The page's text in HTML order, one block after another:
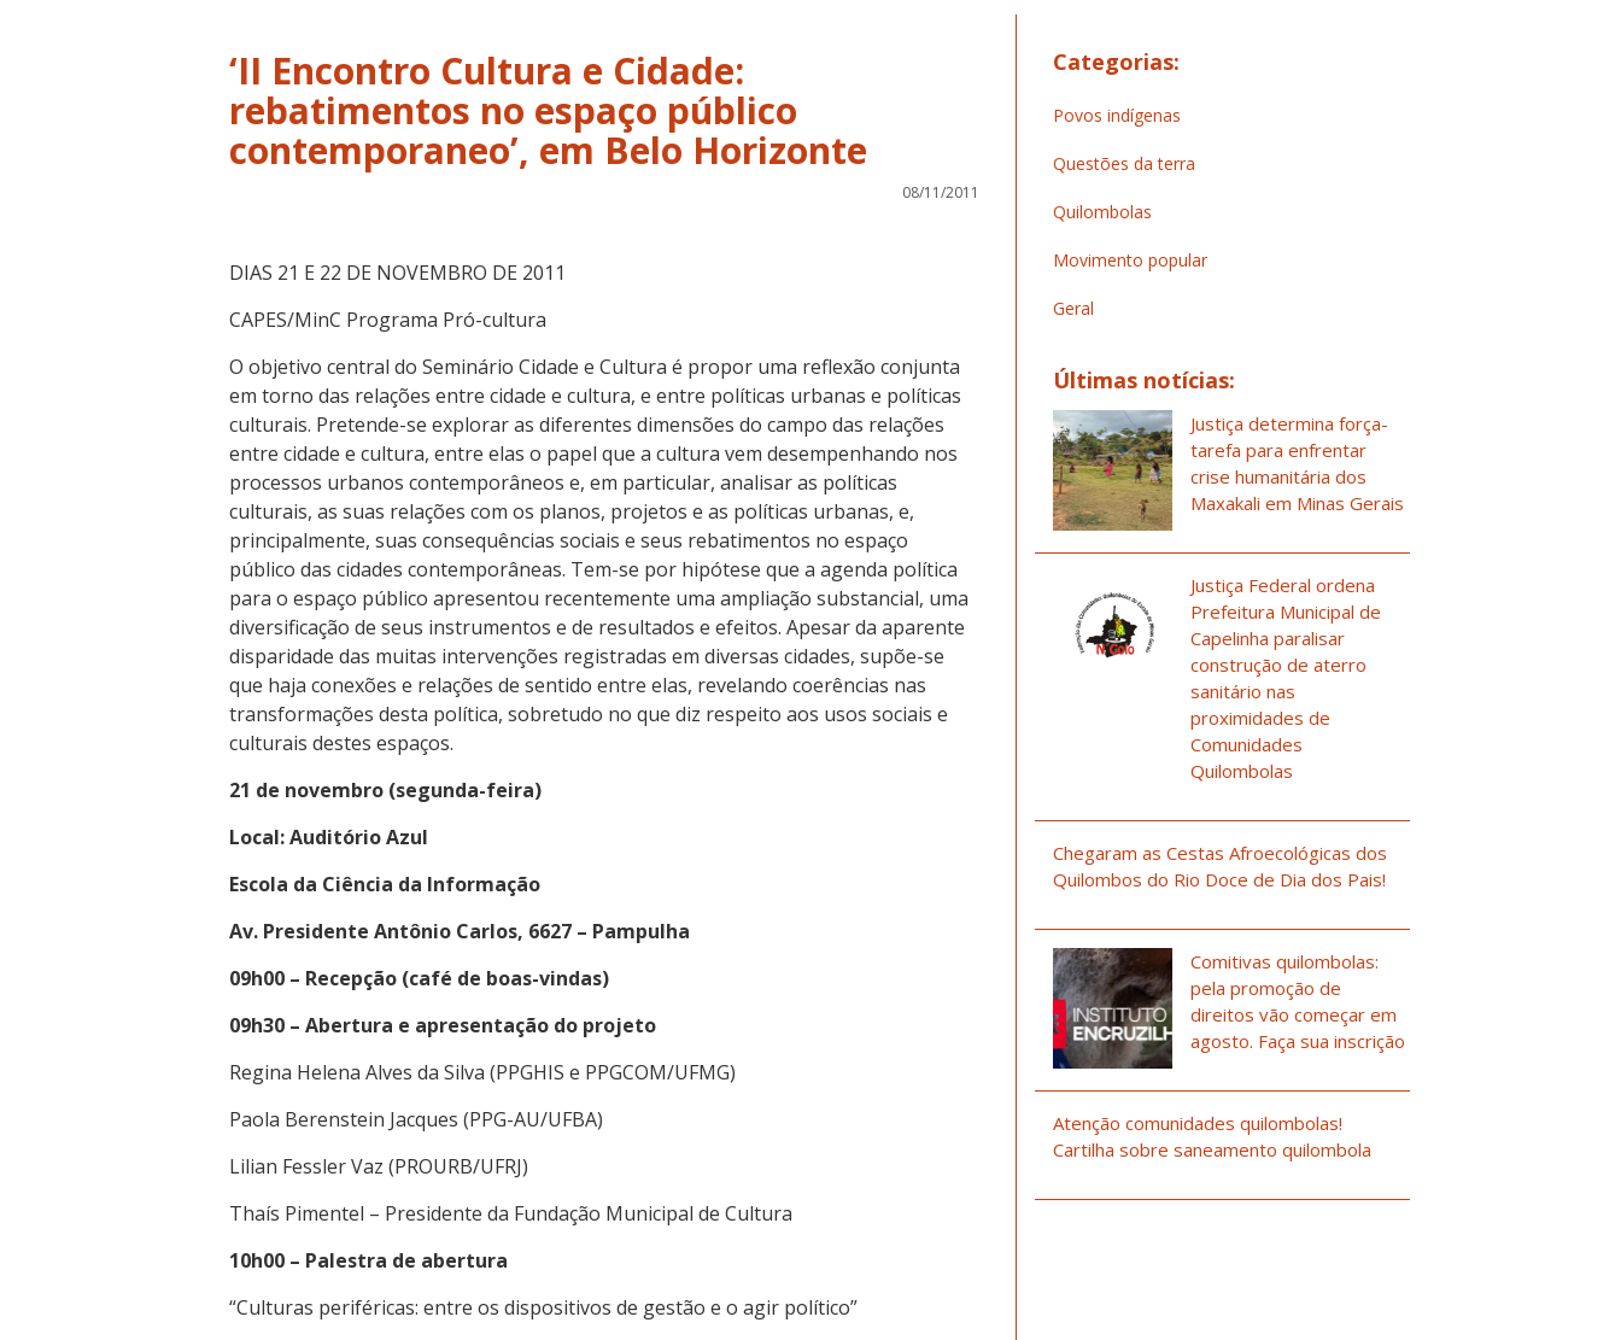
‘II Encontro Cultura e Cidade:
rebatimentos no espaço público
contemporaneo’, em Belo Horizonte
08/11/2011
DIAS 21 E 22 DE NOVEMBRO DE 2011
CAPES/MinC Programa Pró-cultura
O objetivo central do Seminário Cidade e Cultura é propor uma reflexão conjunta
em torno das relações entre cidade e cultura, e entre políticas urbanas e políticas
culturais. Pretende-se explorar as diferentes dimensões do campo das relações
entre cidade e cultura, entre elas o papel que a cultura vem desempenhando nos
processos urbanos contemporâneos e, em particular, analisar as políticas
culturais, as suas relações com os planos, projetos e as políticas urbanas, e,
principalmente, suas consequências sociais e seus rebatimentos no espaço
público das cidades contemporâneas. Tem-se por hipótese que a agenda política
para o espaço público apresentou recentemente uma ampliação substancial, uma
diversificação de seus instrumentos e de resultados e efeitos. Apesar da aparente
disparidade das muitas intervenções registradas em diversas cidades, supõe-se
que haja conexões e relações de sentido entre elas, revelando coerências nas
transformações desta política, sobretudo no que diz respeito aos usos sociais e
culturais destes espaços.
21 de novembro (segunda-feira)
Local: Auditório Azul
Escola da Ciência da Informação
Av. Presidente Antônio Carlos, 6627 – Pampulha
09h00 – Recepção (café de boas-vindas)
09h30 – Abertura e apresentação do projeto
Regina Helena Alves da Silva (PPGHIS e PPGCOM/UFMG)
Paola Berenstein Jacques (PPG-AU/UFBA)
Lilian Fessler Vaz (PROURB/UFRJ)
Thaís Pimentel – Presidente da Fundação Municipal de Cultura
10h00 – Palestra de abertura
“Culturas periféricas: entre os dispositivos de gestão e o agir político”
Categorias:
Povos indígenas
Questões da terra
Quilombolas
Movimento popular
Geral
Últimas notícias:
Justiça determina força-
tarefa para enfrentar
crise humanitária dos
Maxakali em Minas Gerais
Justiça Federal ordena
Prefeitura Municipal de
Capelinha paralisar
construção de aterro
sanitário nas
proximidades de
Comunidades
Quilombolas
Chegaram as Cestas Afroecológicas dos
Quilombos do Rio Doce de Dia dos Pais!
Comitivas quilombolas:
pela promoção de
direitos vão começar em
agosto. Faça sua inscrição
Atenção comunidades quilombolas!
Cartilha sobre saneamento quilombola